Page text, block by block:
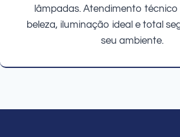
lâmpadas. Atendimento
beleza, iluminação ideal e total
seu ambiente.